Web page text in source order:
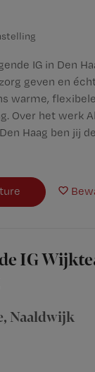
IG in Den
geven en
warme,
Over het werk
Haag ben jij
IG
, Naaldwijk